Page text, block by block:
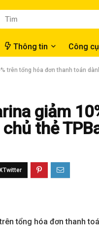
Thông tin Công
trên tổng hóa đơn thanh toán
giảm
thẻ
tổng hóa đơn thanh